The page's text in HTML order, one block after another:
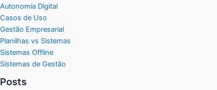
Autonomia Digital
Casos de Uso
Gestão Empresarial
Planilhas vs Sistemas
Sistemas Offline
Sistemas de Gestão
Posts